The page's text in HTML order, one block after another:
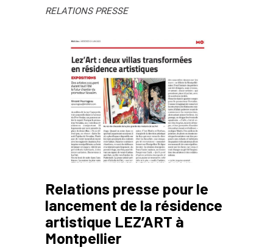
RELATIONS PRESSE
Relations presse pour le
lancement de la résidence
artistique LEZ’ART à
Montpellier